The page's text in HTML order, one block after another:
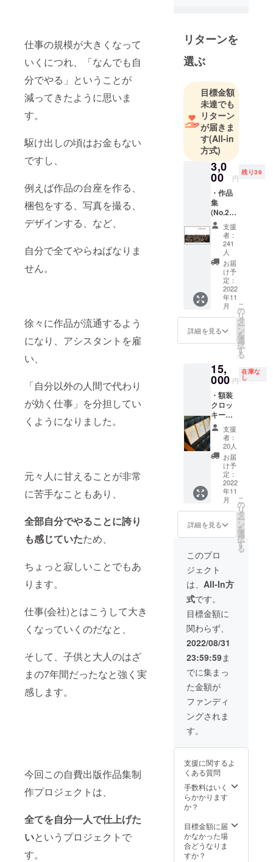
仕事の規模が大きくなって
いくにつれ、「なんでも自
分でやる」ということが
減ってきたように思いま
す。
駆け出しの頃はお金もない
ですし、
例えば作品の台座を作る、
梱包をする、写真を撮る、
デザインする、など、
自分で全てやらねばなりま
せん。
徐々に作品が流通するよう
になり、アシスタントを雇
い、
「自分以外の人間で代わり
が効く仕事」を分担してい
くようになりました。
元々人に甘えることが非常
に苦手なこともあり、
全部自分でやることに誇り
も感じていたため、
ちょっと寂しいことでもあ
ります。
仕事(会社)とはこうして大き
くなっていくのだなと、
そして、子供と大人のはざ
まの7年間だったなと強く実
感します。
今回この自費出版作品集制
作プロジェクトは、
全てを自分一人で仕上げた
いというプロジェクトで
す。
販売してお
ります。
リターンを
選ぶ
目標金額
未達でも
リターン
が届きま
す(All-in
方式)
3,0
00 円
残り39
・作品
集
(No.21~
300、ナ
ンバリ
ングは
先着順
です)
支援
者：
241
人
お届
け予
定：
2022
年11
月
詳細を見る
こ
の
リ
タ
ー
ン
を
選
択
す
る
15,
000 円
在庫な
し
・額装
クロッ
キー原
画(モ
チーフ
は選べ
ません)
額縁サ
イズ
165×21
6mm、
原画サ
イズ
a4、
マット
窓サイ
ズ
180×18
0mm ・
作品集
(No.1~2
0、ナン
バリン
グは先
着順で
す)
支援
者：
20人
お届
け予
定：
2022
年11
月
詳細を見る
こ
の
リ
タ
ー
ン
を
選
択
す
る
このプロ
ジェクト
は、 All-In方
式です。
目標金額に
関わらず、
2022/08/31
23:59:59ま
でに集まっ
た金額が
ファンディ
ングされま
す。
支援に関するよ
くある質問
手数料はいく
らかかります
か？
目標金額に届
かなかった場
合どうなりま
すか？